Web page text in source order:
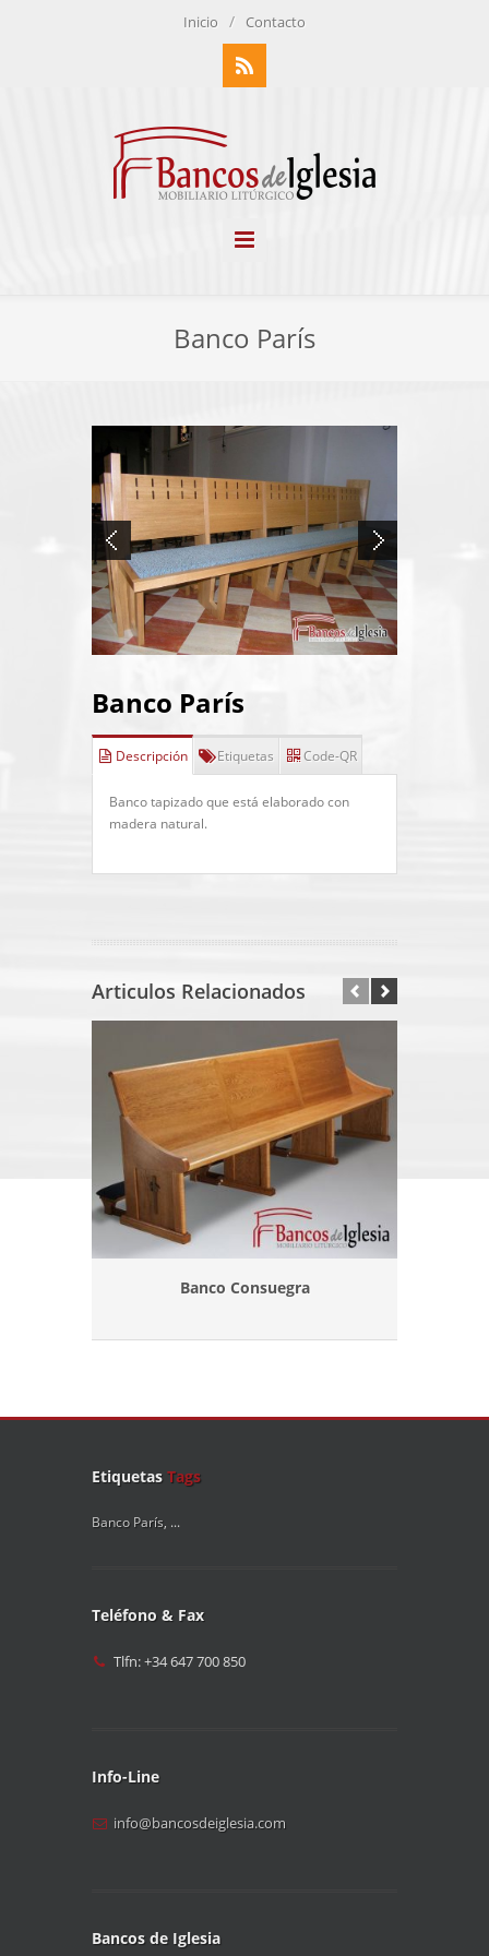
Inicio / Contacto
Banco París
Banco París
Descripción Etiquetas Code-QR
Banco tapizado que está elaborado con
madera natural.
Articulos Relacionados
Banco Consuegra
Etiquetas Tags
Banco París, ...
Teléfono & Fax
Tlfn: +34 647 700 850
Info-Line
info@bancosdeiglesia.com
Bancos de Iglesia